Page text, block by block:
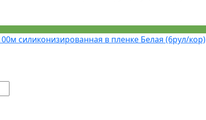
силиконизированная в пленке Белая (6рул/кор)